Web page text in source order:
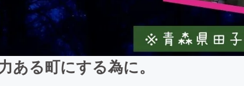
ある町にする為に。